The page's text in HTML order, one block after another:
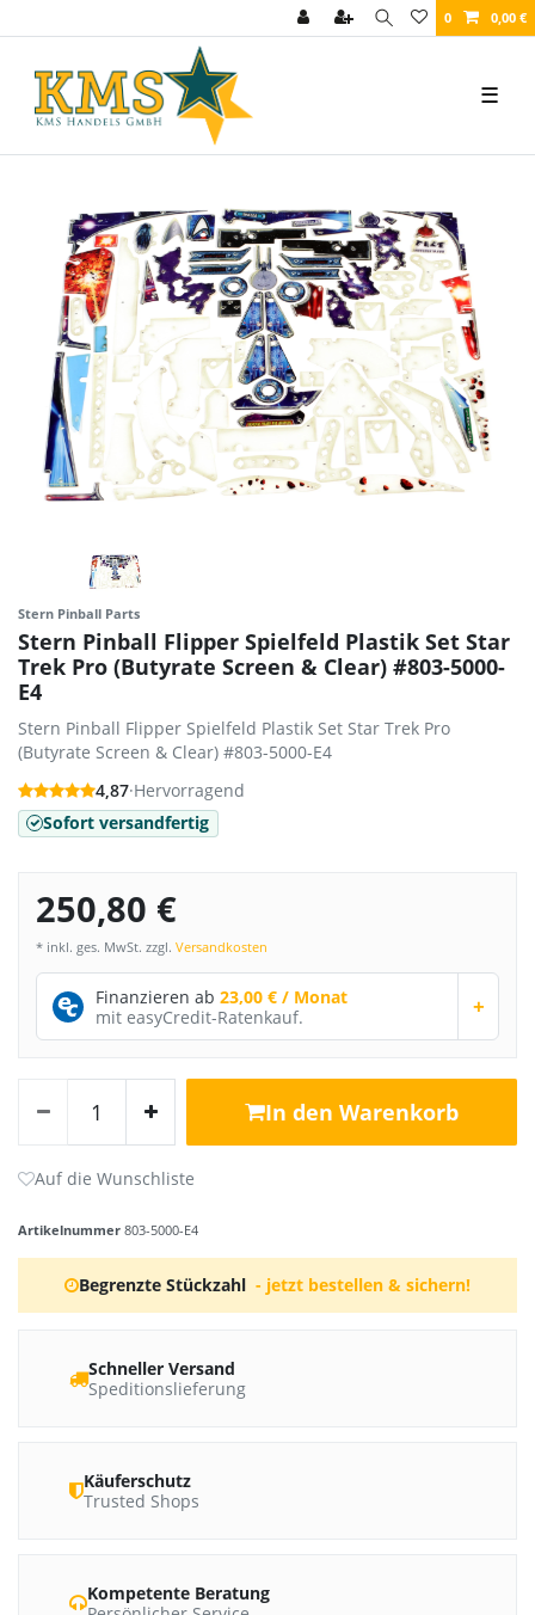
0 0,00 €
☰
Stern Pinball Parts
Stern Pinball Flipper Spielfeld Plastik Set Star
Trek Pro (Butyrate Screen & Clear) #803-5000-
E4
Stern Pinball Flipper Spielfeld Plastik Set Star Trek Pro
(Butyrate Screen & Clear) #803-5000-E4
4,87·Hervorragend
Sofort versandfertig
250,80 €
* inkl. ges. MwSt. zzgl. Versandkosten
Finanzieren ab23,00 € / Monat
mit easyCredit-Ratenkauf.
+
In den Warenkorb
Artikelnummer 803-5000-E4
Begrenzte Stückzahl - jetzt bestellen & sichern!
Schneller Versand
Speditionslieferung
Käuferschutz
Trusted Shops
Kompetente Beratung